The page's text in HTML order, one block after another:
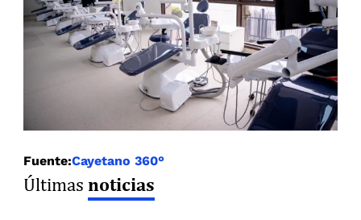
Fuente:Cayetano 360°
Últimasnoticias